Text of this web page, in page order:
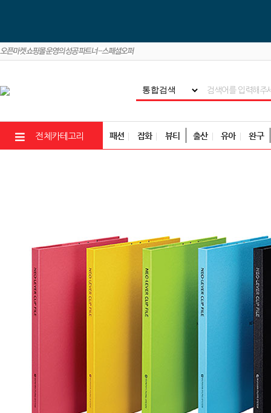
전체카테고리 패션 잡화 뷰티 출산 유아 완구